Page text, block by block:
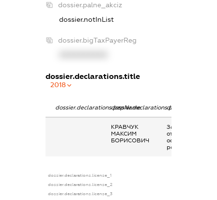
dossier.palne_akciz
dossier.notInList
dossier.bigTaxPayerReg
dossier.declarations.title
2018
dossier.declarations.pepNamedossier.declarations.personName
КРАВЧУК
МАКСИМ
БОРИСОВИЧ
Заробітна плата
отримана за
основним місцем
роботи
dossier.declarations.license_1
dossier.declarations.license_2
dossier.declarations.license_3